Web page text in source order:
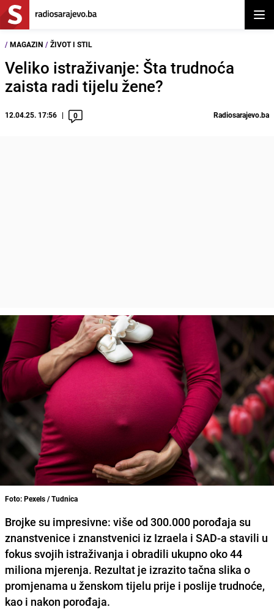
/ MAGAZIN / ŽIVOT I STIL
Veliko istraživanje: Šta trudnoća
zaista radi tijelu žene?
12.04.25. 17:56 0 Radiosarajevo.ba
Foto: Pexels / Tudnica
Brojke su impresivne: više od 300.000 porođaja su
znanstvenice i znanstvenici iz Izraela i SAD-a stavili u
fokus svojih istraživanja i obradili ukupno oko 44
miliona mjerenja. Rezultat je izrazito tačna slika o
promjenama u ženskom tijelu prije i poslije trudnoće,
kao i nakon porođaja.